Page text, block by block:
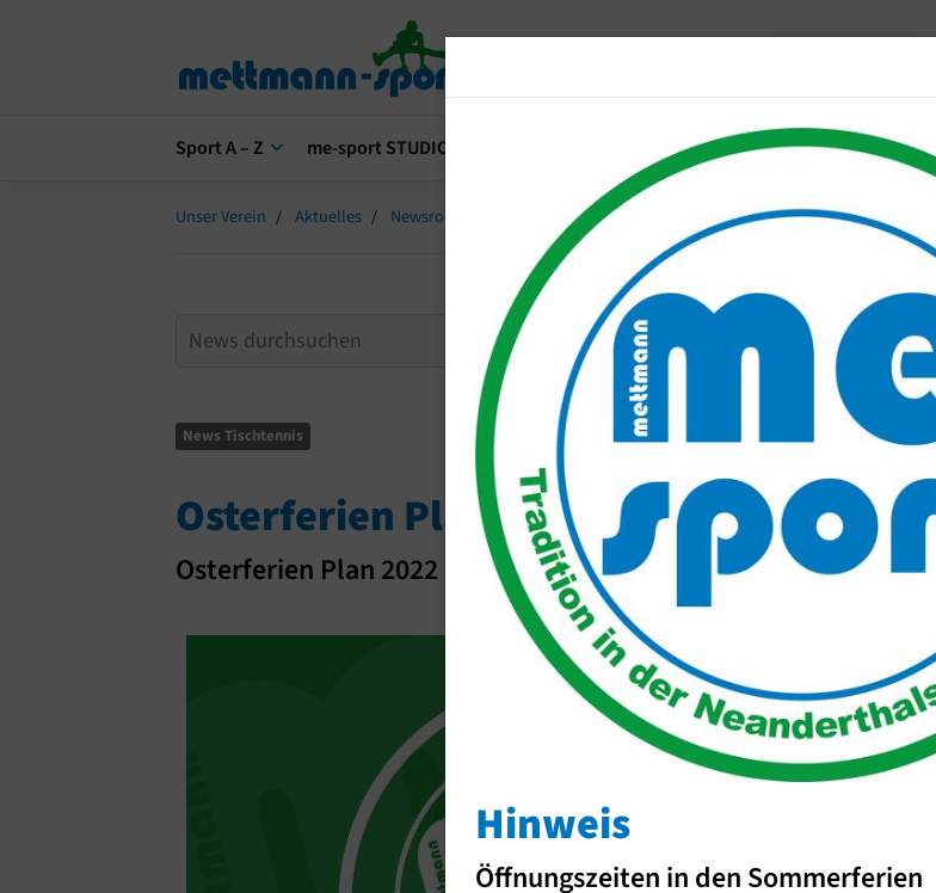
Sport A – Z me-sport STUDIO Unser Verein Mitgliederservice
Unser Verein Aktuelles Newsroom Osterferien Plan 2022
News Tischtennis
Osterferien Plan 2022
Osterferien Plan 2022
Hinweis
Öffnungszeiten in den Sommerferien